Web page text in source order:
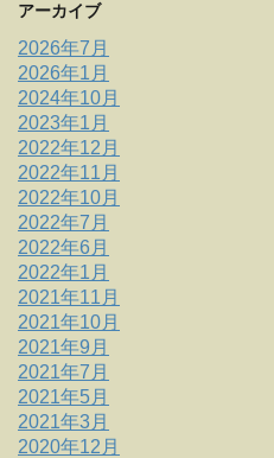
アーカイブ
2026年7月
2026年1月
2024年10月
2023年1月
2022年12月
2022年11月
2022年10月
2022年7月
2022年6月
2022年1月
2021年11月
2021年10月
2021年9月
2021年7月
2021年5月
2021年3月
2020年12月